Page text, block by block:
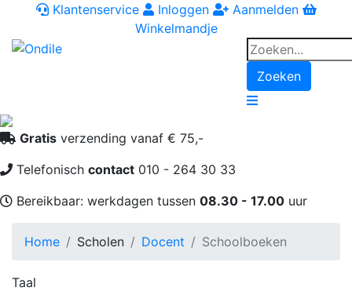
Klantenservice Inloggen
Aanmelden
Winkelmandje
Zoeken
Navigation
Gratis verzending vanaf € 75,-
Telefonisch contact 010 - 264 30 33
Bereikbaar: werkdagen tussen 08.30 - 17.00 uur
Home Scholen Docent Schoolboeken
Taal